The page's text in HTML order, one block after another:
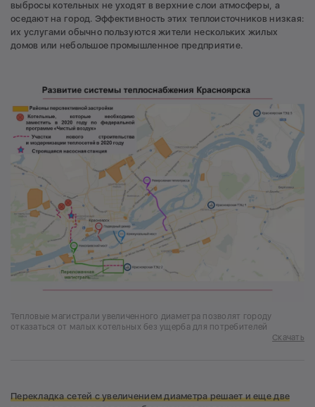
выбросы котельных не уходят в верхние слои атмосферы, а
оседают на город. Эффективность этих теплоисточников низкая:
их услугами обычно пользуются жители нескольких жилых
домов или небольшое промышленное предприятие.
Тепловые магистрали увеличенного диаметра позволят городу
отказаться от малых котельных без ущерба для потребителей
Скачать
Перекладка сетей с увеличением диаметра решает и еще две